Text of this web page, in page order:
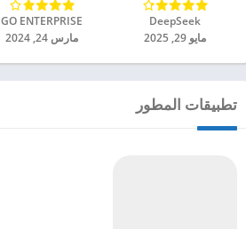
DeepSeek‏
مايو 29, 2025
GO ENTERPRISE‏
مارس 24, 2024
تطبيقات المطور